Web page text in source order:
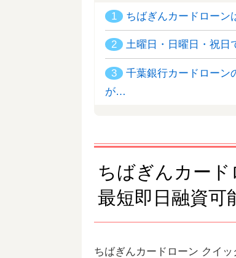
1 ちばぎんカードローン
2 土曜日・日曜日・祝日
3 千葉銀行カードローン
が…
ちばぎんカード
最短即日融資可
ちばぎんカードローン クイ